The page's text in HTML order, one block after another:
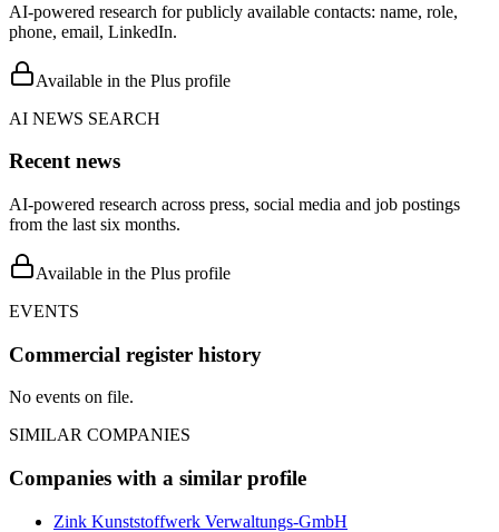
AI-powered research for publicly available contacts: name, role,
phone, email, LinkedIn.
Available in the Plus profile
AI NEWS SEARCH
Recent news
AI-powered research across press, social media and job postings
from the last six months.
Available in the Plus profile
EVENTS
Commercial register history
No events on file.
SIMILAR COMPANIES
Companies with a similar profile
Zink Kunststoffwerk Verwaltungs-GmbH